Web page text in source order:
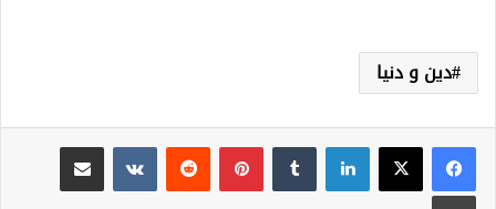
دين و دنيا
لينكدإن بينتيريست